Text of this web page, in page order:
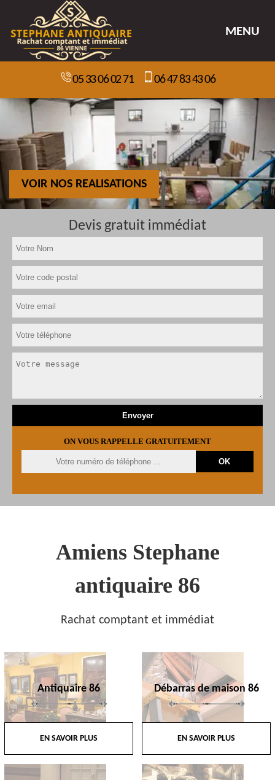
MENU
05 33 06 02 71 06 47 83 43 06
VOIR NOS REALISATIONS
Devis gratuit immédiat
ON VOUS RAPPELLE GRATUITEMENT
Amiens Stephane
antiquaire 86
Rachat comptant et immédiat
Antiquaire 86
EN SAVOIR PLUS
Débarras de maison 86
EN SAVOIR PLUS